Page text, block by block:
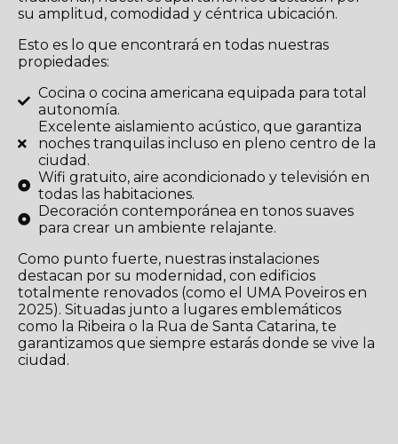
su amplitud, comodidad y céntrica ubicación.
Esto es lo que encontrará en todas nuestras
propiedades:
Cocina o cocina americana equipada para total
autonomía.
Excelente aislamiento acústico, que garantiza
noches tranquilas incluso en pleno centro de la
ciudad.
Wifi gratuito, aire acondicionado y televisión en
todas las habitaciones.
Decoración contemporánea en tonos suaves
para crear un ambiente relajante.
Como punto fuerte, nuestras instalaciones
destacan por su modernidad, con edificios
totalmente renovados (como el UMA Poveiros en
2025). Situadas junto a lugares emblemáticos
como la Ribeira o la Rua de Santa Catarina, te
garantizamos que siempre estarás donde se vive la
ciudad.